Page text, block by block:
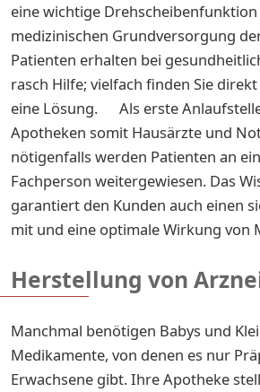
eine wichtige
medizinischen Grundversorgung
Patienten erhalten bei
rasch Hilfe; vielfach finden Sie
eine Lösung. Als erste
Apotheken somit Hausärzte und
nötigenfalls werden Patienten an
Fachperson weitergewiesen. Das
garantiert den Kunden auch einen
mit und eine optimale Wirkung von
Herstellung von
Manchmal benötigen Babys und
Medikamente, von denen es nur
Erwachsene gibt. Ihre Apotheke